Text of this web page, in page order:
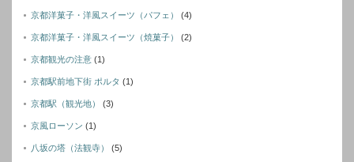
京都洋菓子・洋風スイーツ（パフェ） (4)
京都洋菓子・洋風スイーツ（焼菓子） (2)
京都観光の注意 (1)
京都駅前地下街 ポルタ (1)
京都駅（観光地） (3)
京風ローソン (1)
八坂の塔（法観寺） (5)